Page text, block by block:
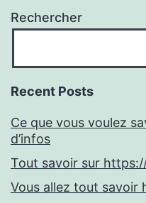
Rechercher
Recent Posts
Ce que vous voulez
d’infos
Tout savoir sur
Vous allez tout